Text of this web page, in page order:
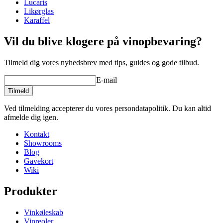
Læs vores gode råd om opvask af vinglas her
Lucaris
Likørglas
Karaffel
Vil du blive klogere på vinopbevaring?
Tilmeld dig vores nyhedsbrev med tips, guides og gode tilbud.
E-mail
Tilmeld
Ved tilmelding accepterer du vores persondatapolitik. Du kan altid
afmelde dig igen.
Kontakt
Showrooms
Blog
Gavekort
Wiki
Produkter
Vinkøleskab
Vinreoler